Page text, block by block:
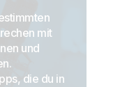
mit
und
die du in